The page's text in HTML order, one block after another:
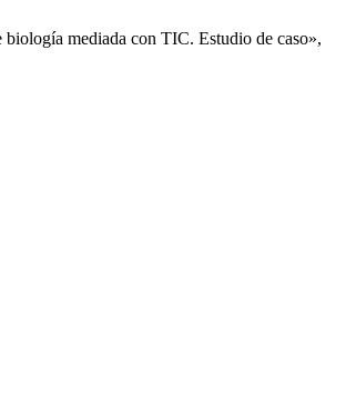
mediada con TIC. Estudio de caso»,